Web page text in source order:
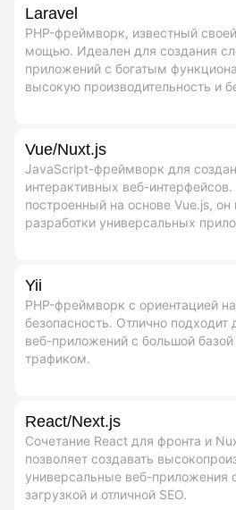
Laravel
PHP-фреймворк, известный
мощью. Идеален для создания
приложений с богатым
высокую производительность и
Vue/Nuxt.js
JavaScript-фреймворк для
интерактивных веб-
построенный на основе Vue.js,
разработки универсальных
Yii
PHP-фреймворк с ориентацией
безопасность. Отлично
веб-приложений с большой
трафиком.
React/Next.js
Сочетание React для фронта и
позволяет создавать
универсальные веб-приложения
загрузкой и отличной SEO.